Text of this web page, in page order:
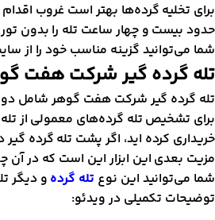
برای تخلیه گرده‌ها بهتر است غروب اقدام
حدود بیست و چهار ساعت تله را بدون
شما می‌توانید گزینه مناسب خود را از
تله گرده گیر شرکت هفت
تله گرده گیر شرکت هفت گوهر شامل
برای تشخیص تله گرده‌های معمولی از
خریداری کرده اید، اگر پشت تله
مزیت بعدی این ابزار این است که در
شما می‌توانید این نوع تله گردهو دیگر
توضیحات تکمیلی در ویدئو: